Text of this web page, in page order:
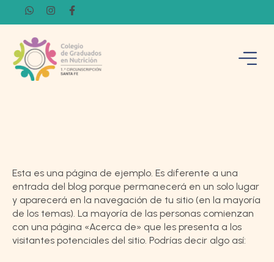
Esta es una página de ejemplo. Es diferente a una
entrada del blog porque permanecerá en un solo lugar
y aparecerá en la navegación de tu sitio (en la mayoría
de los temas). La mayoría de las personas comienzan
con una página «Acerca de» que les presenta a los
visitantes potenciales del sitio. Podrías decir algo así: